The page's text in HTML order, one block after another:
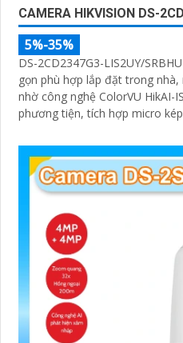
CAMERA HIKVISION DS-
5%-35%
DS-2CD2347G3-LIS2UY/
gọn phù hợp lắp đặt trong
nhờ công nghệ ColorVU HikAI-
phương tiện, tích hợp micro kép